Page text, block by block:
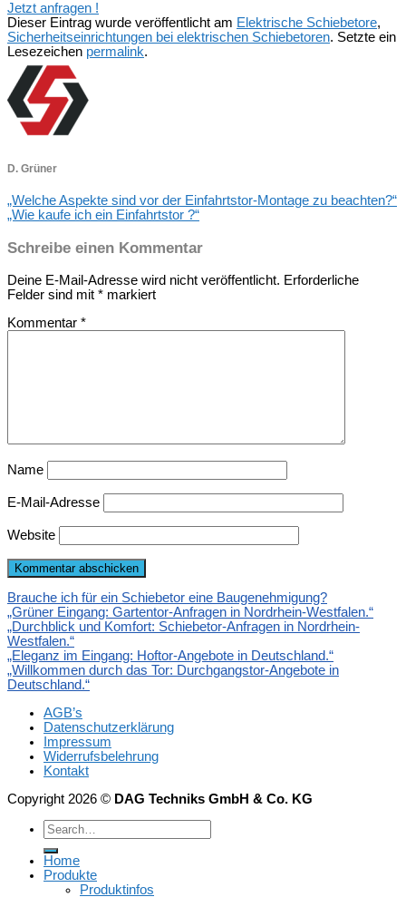
Jetzt anfragen !
Dieser Eintrag wurde veröffentlicht am Elektrische Schiebetore,
Sicherheitseinrichtungen bei elektrischen Schiebetoren. Setzte ein
Lesezeichen permalink.
D. Grüner
„Welche Aspekte sind vor der Einfahrtstor-Montage zu beachten?“
„Wie kaufe ich ein Einfahrtstor ?“
Schreibe einen Kommentar
Deine E-Mail-Adresse wird nicht veröffentlicht. Erforderliche
Felder sind mit * markiert
Kommentar *
Name
E-Mail-Adresse
Website
Brauche ich für ein Schiebetor eine Baugenehmigung?
„Grüner Eingang: Gartentor-Anfragen in Nordrhein-Westfalen.“
„Durchblick und Komfort: Schiebetor-Anfragen in Nordrhein-
Westfalen.“
„Eleganz im Eingang: Hoftor-Angebote in Deutschland.“
„Willkommen durch das Tor: Durchgangstor-Angebote in
Deutschland.“
AGB’s
Datenschutzerklärung
Impressum
Widerrufsbelehrung
Kontakt
Copyright 2026 © DAG Techniks GmbH & Co. KG
Home
Produkte
Produktinfos